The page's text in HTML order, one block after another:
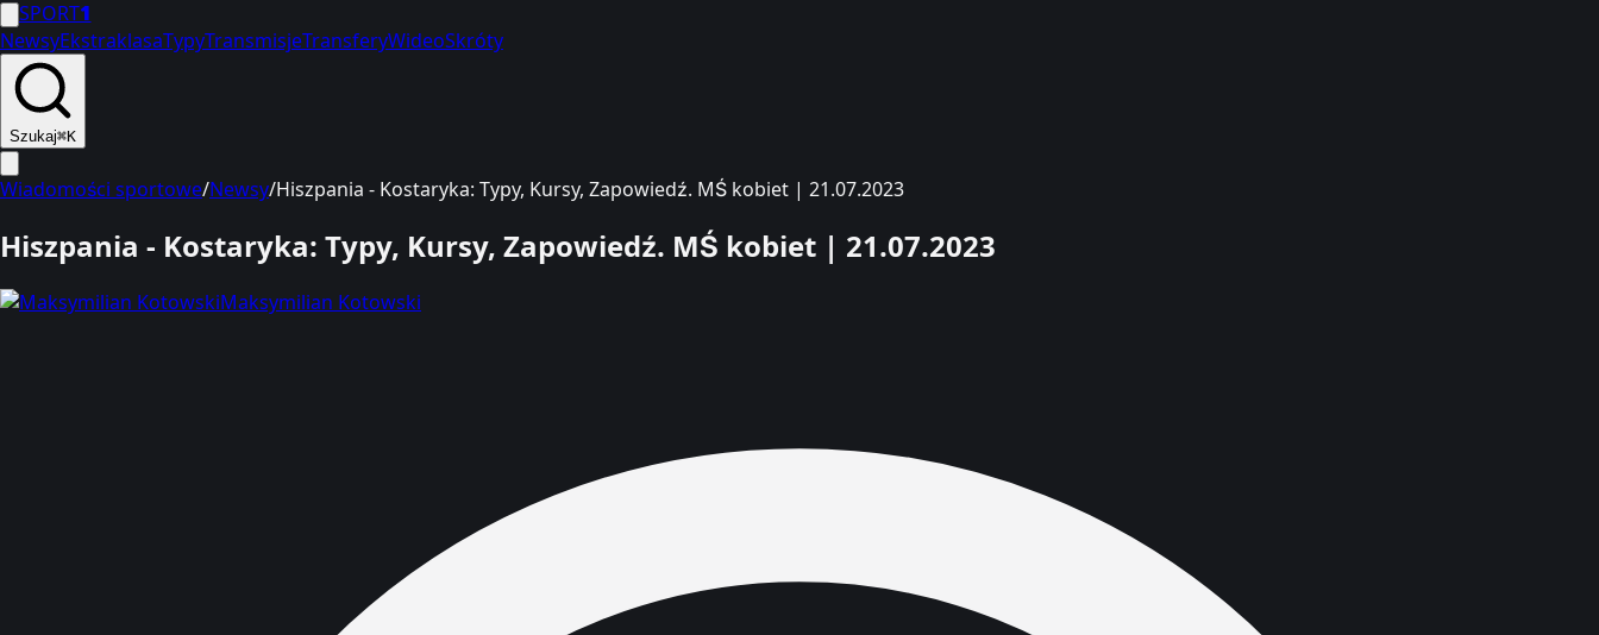
SPORT1
NewsyEkstraklasaTypyTransmisjeTransferyWideoSkróty
Szukaj⌘K
Wiadomości sportowe/Newsy/Hiszpania - Kostaryka: Typy, Kursy, Zapowiedź. MŚ kobiet | 21.07.2023
Hiszpania - Kostaryka: Typy, Kursy, Zapowiedź. MŚ kobiet | 21.07.2023
Maksymilian Kotowski